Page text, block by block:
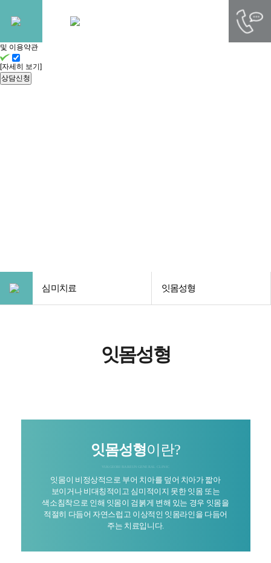
및 이용약관
[자세히 보기]
상담신청
심미치료 잇몸성형
잇몸성형
잇몸성형이란?
YUKGEORI BAREUN GENERAL CLINIC
잇몸이 비정상적으로 부어 치아를 덮어 치아가 짧아
보이거나비대칭적이고 심미적이지 못한 잇몸 또는
색소침착으로 인해 잇몸이 검붉게 변해 있는 경우 잇몸을
적절히 다듬어 자연스럽고 이상적인 잇몸라인을 다듬어
주는 치료입니다.